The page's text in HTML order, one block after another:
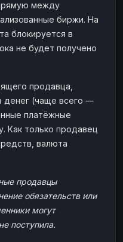
между
биржи. На
блокируется в
не будет получено
продавца,
денег (чаще всего —
платёжные
Как только продавец
валюта
продавцы
обязательств или
могут
поступила.